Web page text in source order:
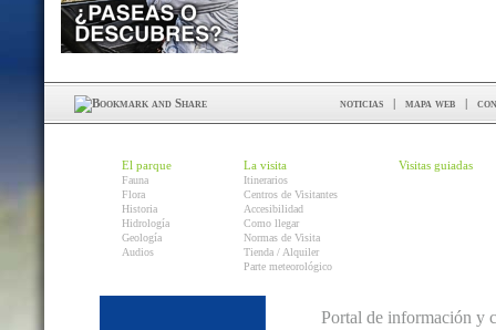
noticias | mapa web |
El parque
Fauna
Flora
Historia
Hidrología
Geología
Audios
La visita
Itinerarios
Centros de Visitantes
Accesibilidad
Como llegar
Normas de Visita
Tienda / Alquiler
Parte meteorológico
Visitas guiadas
Portal de información y